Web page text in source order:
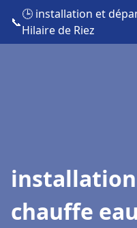
📞
🕒 installation et
Hilaire de Riez
chauffe